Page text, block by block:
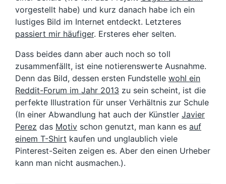
vorgestellt habe) und kurz danach habe ich ein
lustiges Bild im Internet entdeckt. Letzteres
passiert mir häufiger. Ersteres eher selten.
Dass beides dann aber auch noch so toll
zusammenfällt, ist eine notierenswerte Ausnahme.
Denn das Bild, dessen ersten Fundstelle wohl ein
Reddit-Forum im Jahr 2013 zu sein scheint, ist die
perfekte Illustration für unser Verhältnis zur Schule
(In einer Abwandlung hat auch der Künstler Javier
Perez das Motiv schon genutzt, man kann es auf
einem T-Shirt kaufen und unglaublich viele
Pinterest-Seiten zeigen es. Aber den einen Urheber
kann man nicht ausmachen.).